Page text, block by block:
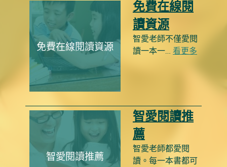
免費在線閱讀資源
免費在線閱
讀資源
智愛老師不僅愛閱
讀一本一… 看更多
智愛閱讀推薦
智愛閱讀推
薦
智愛老師都愛閱
讀。每一本書都可